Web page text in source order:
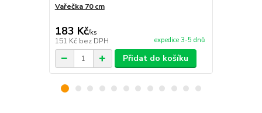
Vařečka 70 cm
183 Kč/ks
151 Kč bez DPH expedice 3-5 dnů
Přidat do košíku